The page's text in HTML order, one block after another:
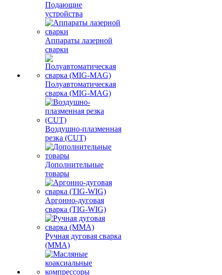
Подающие
устройства
Аппараты лазерной
сварки
Полуавтоматическая
сварка (MIG-MAG)
Воздушно-плазменная
резка (CUT)
Дополнительные
товары
Аргонно-дуговая
сварка (TIG-WIG)
Ручная дуговая сварка
(MMA)